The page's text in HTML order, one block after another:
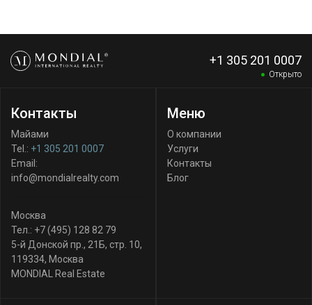
+1 305 201 0007
Открыто
Контакты
Майами
Tel.: +1 305 201 0007
Email:
info@mondialrealty.com
Москва
Тел.: +7 (495) 128 82 79
5-й Донской пр., 21Б, стр. 10,
119334, Москва
MONDIAL Real Estate
Меню
О компании
Услуги
Контакты
Блог